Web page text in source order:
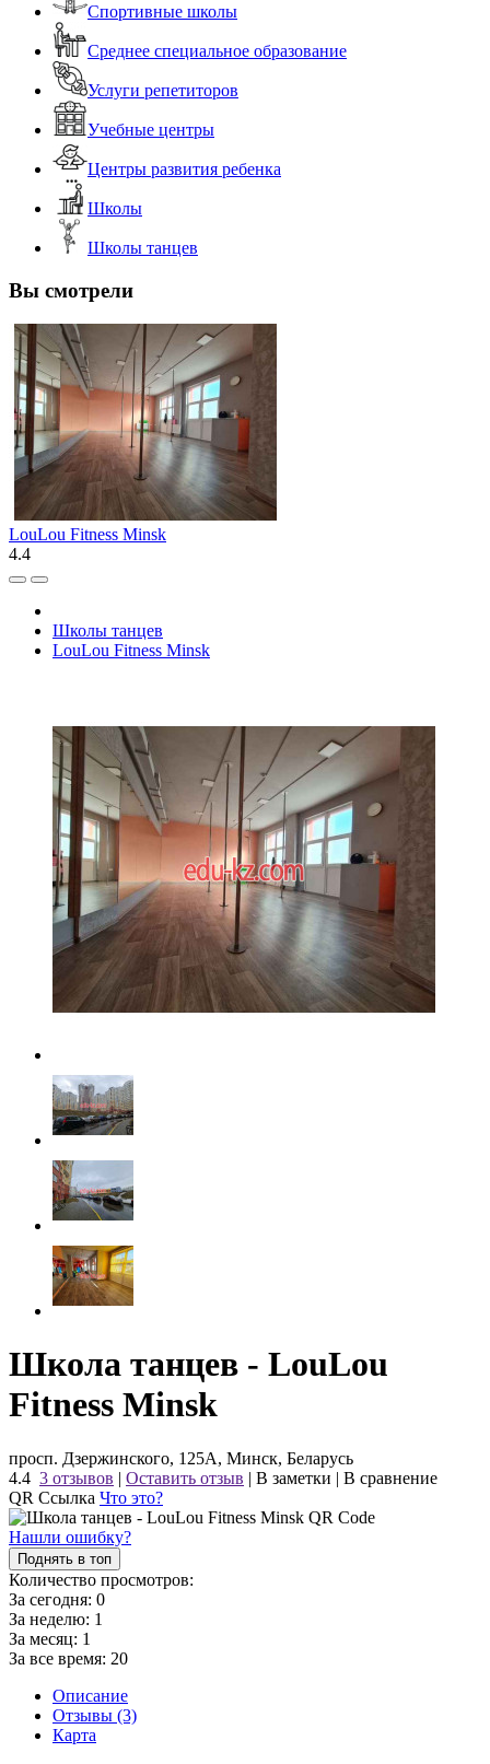
Спортивные школы
Среднее специальное образование
Услуги репетиторов
Учебные центры
Центры развития ребенка
Школы
Школы танцев
Вы смотрели
LouLou Fitness Minsk
4.4
Школы танцев
LouLou Fitness Minsk
Школа танцев - LouLou
Fitness Minsk
просп. Дзержинского, 125А, Минск, Беларусь
4.4 3 отзывов | Оставить отзыв | В заметки | В сравнение
QR Ссылка Что это?
Нашли ошибку?
Поднять в топ
Количество просмотров:
За сегодня: 0
За неделю: 1
За месяц: 1
За все время: 20
Описание
Отзывы (3)
Карта